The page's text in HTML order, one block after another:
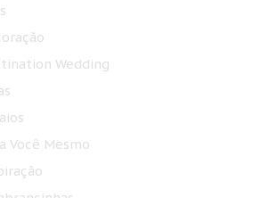
Wedding
Você Mesmo